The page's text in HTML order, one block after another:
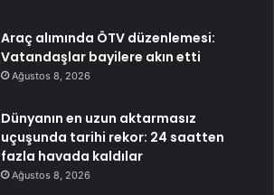
Araç alımında ÖTV düzenlemesi:
Vatandaşlar bayilere akın etti
Ağustos 8, 2026
Dünyanın en uzun aktarmasız
uçuşunda tarihi rekor: 24 saatten
fazla havada kaldılar
Ağustos 8, 2026